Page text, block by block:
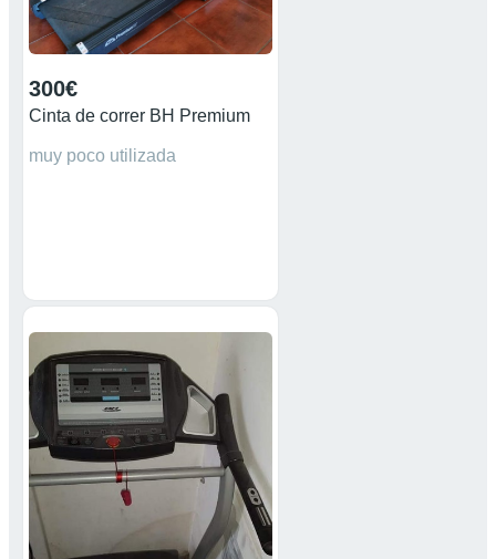
300€
Cinta de correr BH Premium
muy poco utilizada